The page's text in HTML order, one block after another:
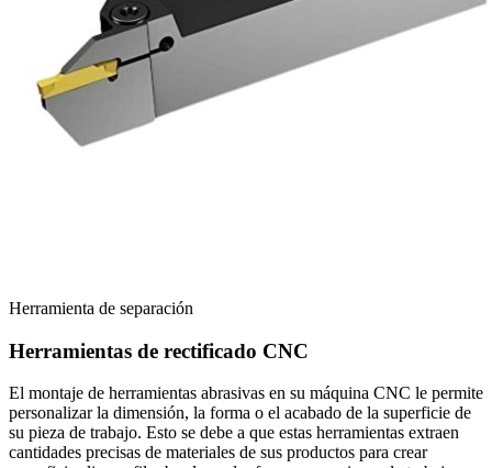
Herramienta de separación
Herramientas de rectificado CNC
El montaje de herramientas abrasivas en su máquina CNC le permite
personalizar la dimensión, la forma o el acabado de la superficie de
su pieza de trabajo. Esto se debe a que estas herramientas extraen
cantidades precisas de materiales de sus productos para crear